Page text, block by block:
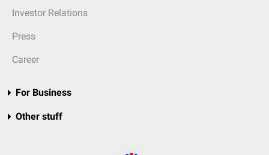
Investor Relations
Press
Career
For Business
Other stuff